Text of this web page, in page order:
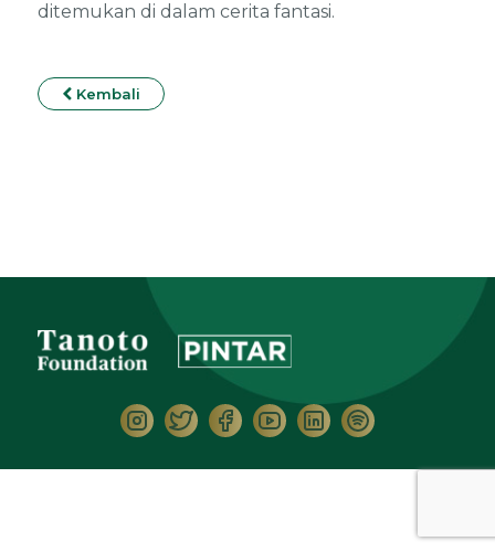
ditemukan di dalam cerita fantasi.
Kembali